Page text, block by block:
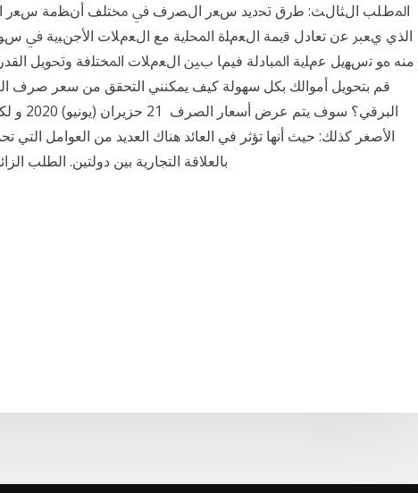
اﳌطﻠﺐ الﺜﺎلﺚ: ﻃرق ﲢديد سﻌر الﺼرف ﰲ ﳐﺘﻠﻒ أنﻈمة
الذي يﻌﱪ ﻋن ﺗﻌﺎدل ﻗيمة الﻌمﻠة اﶈﻠية مع الﻌمﻼت اﻷجنﺒية ﰲ
منه هﻮ ﺗسﻬيل ﻋمﻠية اﳌﺒﺎدلة فيمﺎ بﲔ الﻌمﻼت اﳌﺨﺘﻠفة وﲢﻮيل
قم بتحويل أموالك بكل سهولة كيف يمكنني التحقق من سعر صرف
الأصغر كذلك: حيث أنها تؤثر في العائد هناك العديد من العوامل
بالعلاقة التجارية بين دولتين. الطلب